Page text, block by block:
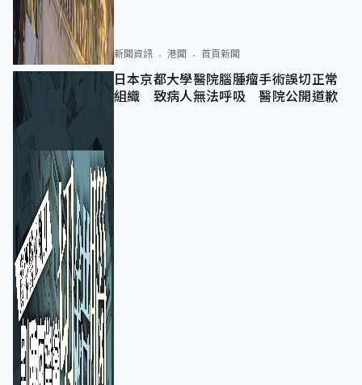
新聞資訊 港聞 首頁新聞
日本京都大學醫院腦腫瘤手術誤切正常
組織 致病人無法呼吸 醫院公開道歉